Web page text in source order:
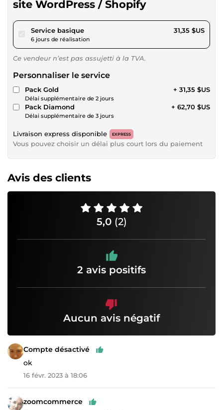
site WordPress / Shopify
Service basiquepour 28,89 $US
6 jours de réalisation
31,35 $US
Ce vendeur n’est pas assujetti à la TVA.
Personnaliser le service
Pack Gold
Délai supplémentaire de 2 jours
+ 31,35 $US
Pack Diamond
Délai supplémentaire de 3 jours
+ 62,70 $US
Livraison express disponible EXPRESS
Vous pouvez choisir un délai plus court lors du paiement
Avis des clients
5,0 (2)
2 avis positifs
Aucun avis négatif
Compte désactivé
ok
16 févr. 2023 à 18:06
zoomcommerce